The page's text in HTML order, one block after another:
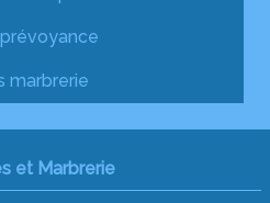
marbrerie
et Marbrerie